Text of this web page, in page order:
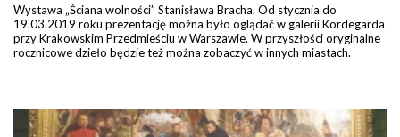
Wystawa „Ściana wolności” Stanisława Bracha. Od stycznia do
19.03.2019 roku prezentację można było oglądać w galerii Kordegarda
przy Krakowskim Przedmieściu w Warszawie. W przyszłości oryginalne
rocznicowe dzieło będzie też można zobaczyć w innych miastach.